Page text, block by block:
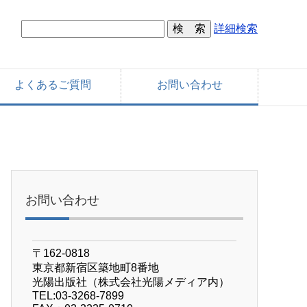
詳細検索
よくあるご質問 お問い合わせ
お問い合わせ
〒162-0818
東京都新宿区築地町8番地
光陽出版社（株式会社光陽メディア内）
TEL:03-3268-7899